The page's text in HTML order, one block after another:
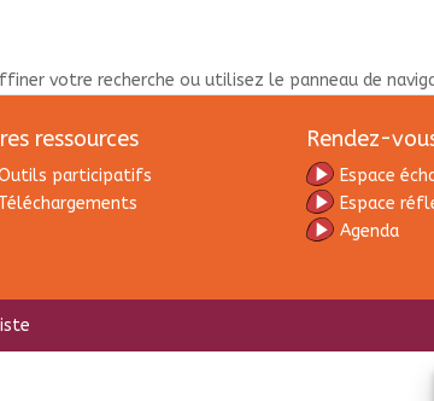
votre recherche ou utilisez le panneau de
ressources
participatifs
Rendez-
Espace
Espace
Agenda